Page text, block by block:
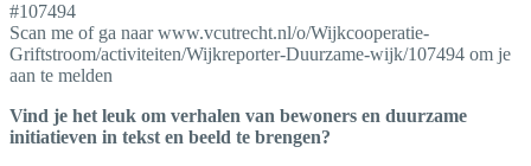
#107494
Scan me of ga naar www.vcutrecht.nl/o/Wijkcooperatie-
Griftstroom/activiteiten/Wijkreporter-Duurzame-wijk/107494 om je
aan te melden
Vind je het leuk om verhalen van bewoners en duurzame
initiatieven in tekst en beeld te brengen?